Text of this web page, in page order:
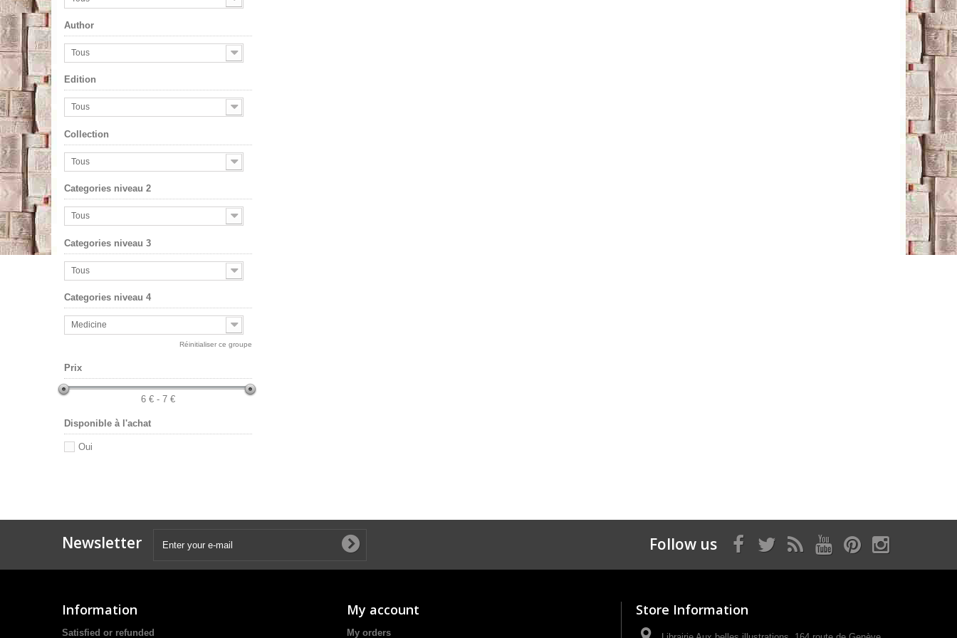
Author
Tous
Edition
Tous
Collection
Tous
Categories niveau 2
Tous
Categories niveau 3
Tous
Categories niveau 4
Medicine
Réinitialiser ce groupe
Prix
6 € - 7 €
Disponible à l'achat
Oui
Newsletter Follow us
Information
Satisfied or refunded
My account
My orders
Store Information